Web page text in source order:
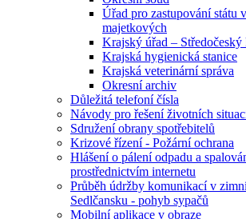
Úřad pro zastupování státu
majetkových
Krajský úřad – Středočeský
Krajská hygienická stanice
Krajská veterinární správa
Okresní archiv
Důležitá telefoní čísla
Návody pro řešení životních
Sdružení obrany spotřebitelů
Krizové řízení - Požární ochrana
Hlášení o pálení odpadu a
prostřednictvím internetu
Průběh údržby komunikací v
Sedlčansku - pohyb sypačů
Mobilní aplikace v obraze